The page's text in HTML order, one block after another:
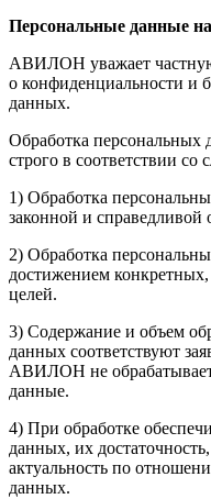
Персональные данные
АВИЛОН уважает
о конфиденциальности и
данных.
Обработка
строго в соответствии
1) Обработка
законной и справедливой
2) Обработка
достижением
целей.
3) Содержание и объем
данных соответствуют
АВИЛОН не
данные.
4) При обработке
данных, их
актуальность по
данных.